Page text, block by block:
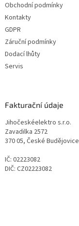
Obchodní podmínky
Kontakty
GDPR
Záruční podmínky
Dodací lhůty
Servis
Fakturační údaje
Jihočeskéelektro s.r.o.
Zavadilka 2572
370 05, České Budějovice
IČ: 02223082
DIČ: CZ02223082